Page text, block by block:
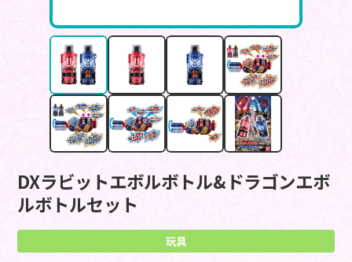
DXラビットエボルボトル&ドラゴンエボ
ルボトルセット
玩具